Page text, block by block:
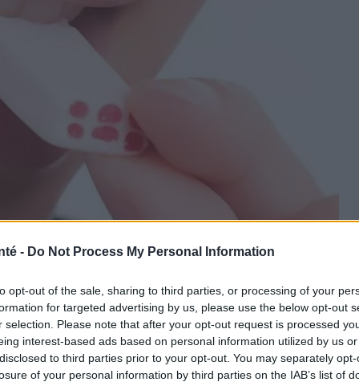
- Do Not Process My Personal Information
opt-out of the sale, sharing to third parties, or processing of your
for targeted advertising by us, please use the below opt-out
selection. Please note that after your opt-out request is processed
interest-based ads based on personal information utilized by us
to third parties prior to your opt-out. You may separately
of your personal information by third parties on the IAB’s list of
le fonctionnement quotidien et affecter
? L'esthétique de la dentition peut-elle